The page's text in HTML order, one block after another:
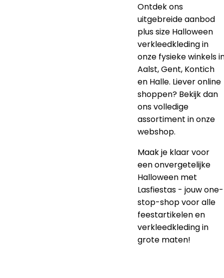
Ontdek ons
uitgebreide aanbod
plus size Halloween
verkleedkleding in
onze fysieke winkels
Aalst, Gent, Kontich
en Halle. Liever online
shoppen? Bekijk dan
ons volledige
assortiment in onze
webshop.
Maak je klaar voor
een onvergetelijke
Halloween met
Lasfiestas - jouw one-
stop-shop voor alle
feestartikelen en
verkleedkleding in
grote maten!